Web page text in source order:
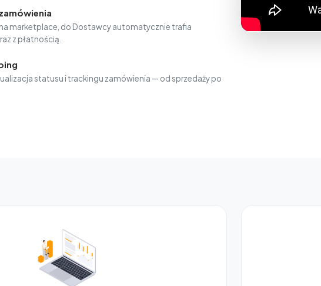
marketplace, do Dostawcy automatycznie trafia
z płatnością.
statusu i trackingu zamówienia — od sprzedaży po